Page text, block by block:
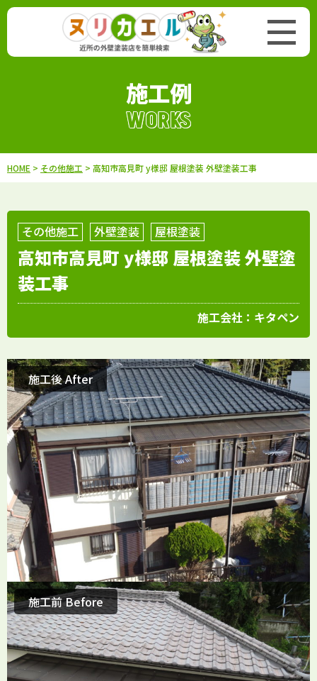
施工例
WORKS
HOME > その他施工 > 高知市高見町 y様邸 屋根塗装 外壁塗装工事
その他施工 外壁塗装 屋根塗装
高知市高見町 y様邸 屋根塗装 外壁塗
装工事
施工会社： キタペン
施工前 Before
施工後 After